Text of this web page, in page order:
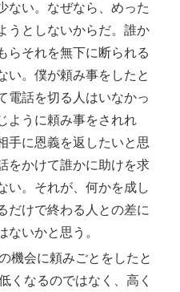
ない。なぜなら、めった
うとしないからだ。誰か
らそれを無下に断られる
い。僕が頼み事をしたと
電話を切る人はいなかっ
ように頼み事をされれ
手に恩義を返したいと思
をかけて誰かに助けを求
い。それが、何かを成し
だけで終わる人との差に
ないかと思う。
機会に頼みごとをしたと
くなるのではなく、高く